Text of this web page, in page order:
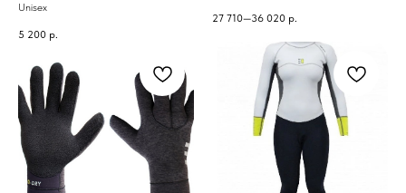
Unisex
5 200 р.
27 710—36 020 р.